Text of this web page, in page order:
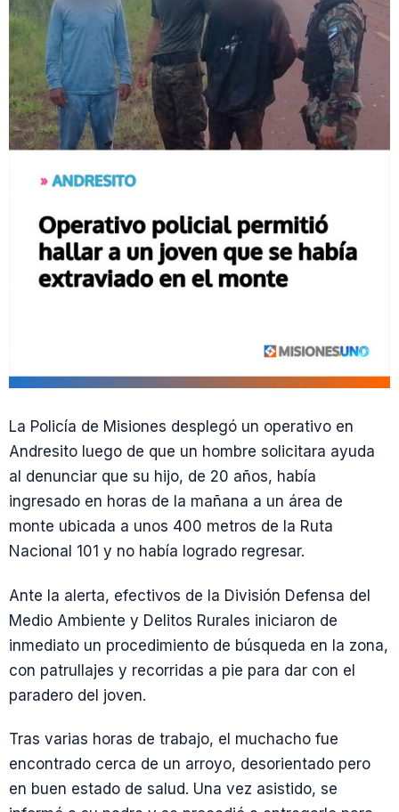
La Policía de Misiones desplegó un operativo en
Andresito luego de que un hombre solicitara ayuda
al denunciar que su hijo, de 20 años, había
ingresado en horas de la mañana a un área de
monte ubicada a unos 400 metros de la Ruta
Nacional 101 y no había logrado regresar.
Ante la alerta, efectivos de la División Defensa del
Medio Ambiente y Delitos Rurales iniciaron de
inmediato un procedimiento de búsqueda en la zona,
con patrullajes y recorridas a pie para dar con el
paradero del joven.
Tras varias horas de trabajo, el muchacho fue
encontrado cerca de un arroyo, desorientado pero
en buen estado de salud. Una vez asistido, se